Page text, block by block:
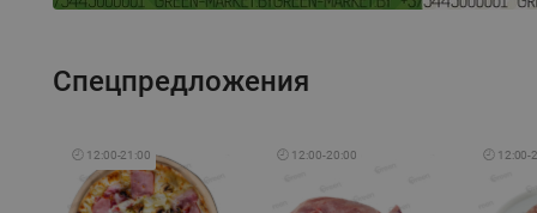
Спецпредложения
🕘 12:00-21:00 🕘 12:00-20:00 🕘 12:00-